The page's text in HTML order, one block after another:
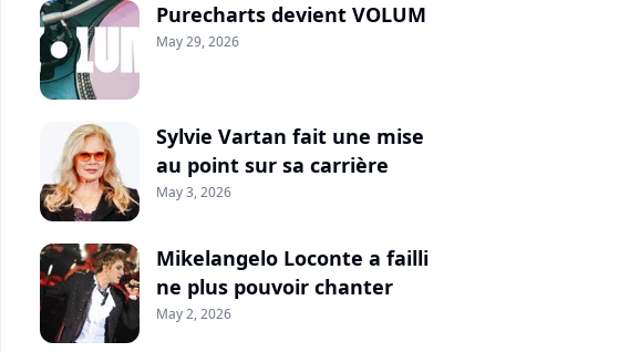
Purecharts devient VOLUM
May 29, 2026
Sylvie Vartan fait une mise
au point sur sa carrière
May 3, 2026
Mikelangelo Loconte a failli
ne plus pouvoir chanter
May 2, 2026